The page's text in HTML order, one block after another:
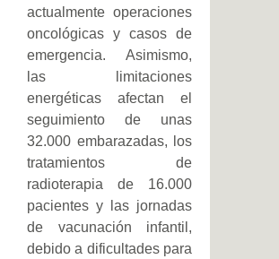
actualmente operaciones
oncológicas y casos de
emergencia. Asimismo,
las limitaciones
energéticas afectan el
seguimiento de unas
32.000 embarazadas, los
tratamientos de
radioterapia de 16.000
pacientes y las jornadas
de vacunación infantil,
debido a dificultades para